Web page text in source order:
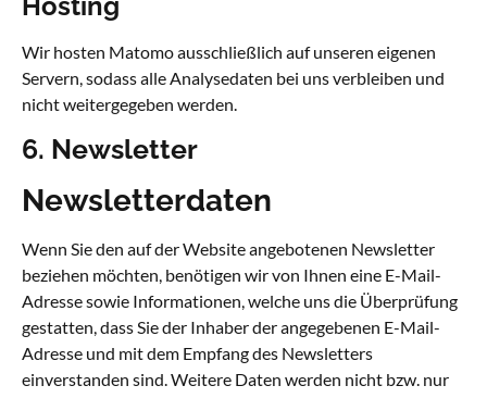
Wir hosten Matomo ausschließlich auf unseren eigenen
Servern, sodass alle Analysedaten bei uns verbleiben und
nicht weitergegeben werden.
6. Newsletter
Newsletter­daten
Wenn Sie den auf der Website angebotenen Newsletter
beziehen möchten, benötigen wir von Ihnen eine E-Mail-
Adresse sowie Informationen, welche uns die Überprüfung
gestatten, dass Sie der Inhaber der angegebenen E-Mail-
Adresse und mit dem Empfang des Newsletters
einverstanden sind. Weitere Daten werden nicht bzw. nur